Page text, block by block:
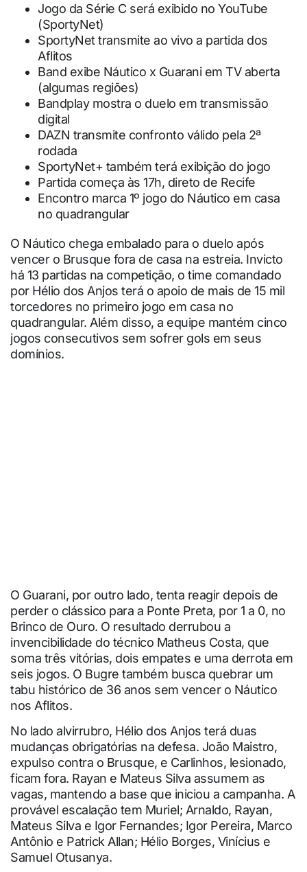
Jogo da Série C será exibido no YouTube
(SportyNet)
SportyNet transmite ao vivo a partida dos
Aflitos
Band exibe Náutico x Guarani em TV aberta
(algumas regiões)
Bandplay mostra o duelo em transmissão
digital
DAZN transmite confronto válido pela 2ª
rodada
SportyNet+ também terá exibição do jogo
Partida começa às 17h, direto de Recife
Encontro marca 1º jogo do Náutico em casa
no quadrangular
O Náutico chega embalado para o duelo após
vencer o Brusque fora de casa na estreia. Invicto
há 13 partidas na competição, o time comandado
por Hélio dos Anjos terá o apoio de mais de 15 mil
torcedores no primeiro jogo em casa no
quadrangular. Além disso, a equipe mantém cinco
jogos consecutivos sem sofrer gols em seus
domínios.
O Guarani, por outro lado, tenta reagir depois de
perder o clássico para a Ponte Preta, por 1 a 0, no
Brinco de Ouro. O resultado derrubou a
invencibilidade do técnico Matheus Costa, que
soma três vitórias, dois empates e uma derrota em
seis jogos. O Bugre também busca quebrar um
tabu histórico de 36 anos sem vencer o Náutico
nos Aflitos.
No lado alvirrubro, Hélio dos Anjos terá duas
mudanças obrigatórias na defesa. João Maistro,
expulso contra o Brusque, e Carlinhos, lesionado,
ficam fora. Rayan e Mateus Silva assumem as
vagas, mantendo a base que iniciou a campanha. A
provável escalação tem Muriel; Arnaldo, Rayan,
Mateus Silva e Igor Fernandes; Igor Pereira, Marco
Antônio e Patrick Allan; Hélio Borges, Vinícius e
Samuel Otusanya.